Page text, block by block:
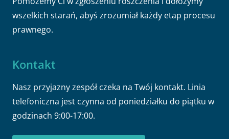
wszelkich starań, abyś zrozumiał każdy etap procesu
prawnego.
Kontakt
Nasz przyjazny zespół czeka na Twój kontakt. Linia
telefoniczna jest czynna od poniedziałku do piątku w
godzinach 9:00-17:00.